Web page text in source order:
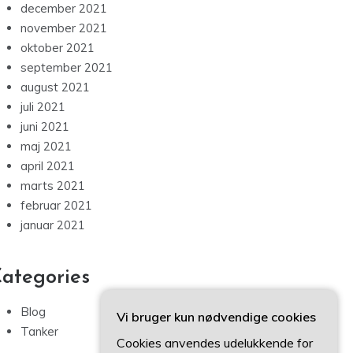
december 2021
november 2021
oktober 2021
september 2021
august 2021
juli 2021
juni 2021
maj 2021
april 2021
marts 2021
februar 2021
januar 2021
Blog
Tanker
Vi bruger kun nødvendige cookies
Cookies anvendes udelukkende for